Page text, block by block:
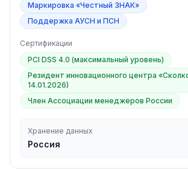
Маркировка «Честный ЗНАК»
Поддержка АУСН и ПСН
Сертификации
PCI DSS 4.0 (максимальный уровень)
Резидент инновационного центра
14.01.2026)
Член Ассоциации менеджеров России
Хранение данных
Россия